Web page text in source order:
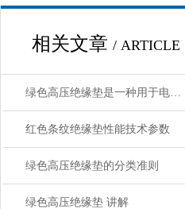
相关文章 / ARTICLE
绿色高压绝缘垫是一种用于电力设备的重要材料
红色条纹绝缘垫性能技术参数
绿色高压绝缘垫的分类准则
绿色高压绝缘垫 讲解